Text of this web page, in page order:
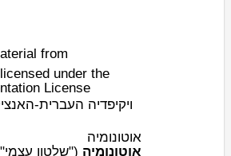
from
under the
License
אוטונומיה
אוטונומיה ("שלטון